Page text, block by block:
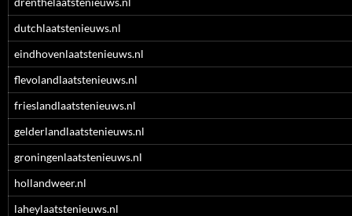
dutchlaatstenieuws.nl
eindhovenlaatstenieuws.nl
flevolandlaatstenieuws.nl
frieslandlaatstenieuws.nl
gelderlandlaatstenieuws.nl
groningenlaatstenieuws.nl
hollandweer.nl
laheylaatstenieuws.nl